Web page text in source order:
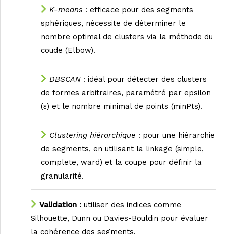
K-means : efficace pour des segments
sphériques, nécessite de déterminer le
nombre optimal de clusters via la méthode du
coude (Elbow).
DBSCAN : idéal pour détecter des clusters
de formes arbitraires, paramétré par epsilon
(ε) et le nombre minimal de points (minPts).
Clustering hiérarchique : pour une hiérarchie
de segments, en utilisant la linkage (simple,
complete, ward) et la coupe pour définir la
granularité.
Validation : utiliser des indices comme
Silhouette, Dunn ou Davies-Bouldin pour évaluer
la cohérence des segments.